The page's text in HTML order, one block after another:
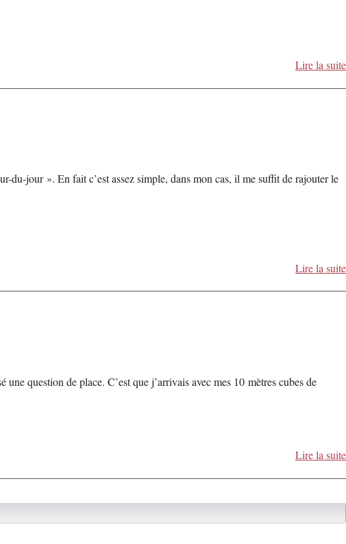
Lire la suite
jour ». En fait c’est assez simple, dans mon cas, il me suffit de rajouter le
Lire la suite
question de place. C’est que j’arrivais avec mes 10 mètres cubes de
Lire la suite